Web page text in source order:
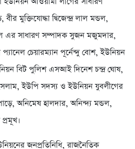
বীর মুক্তিযোদ্ধা দ্বিজেন্দ্র লাল মন্ডল,
এর সাধারণ সম্পাদক সুজন মজুমদার,
চেয়ারম্যান পূর্নেন্দু বোশ, ইউনিয়ন
বিট পুলিশ এসআই দিনেশ চন্দ্র ঘোষ,
ইউপি সদস্য ও ইউনিয়ন যুবলীগের
অনিমেষ হালদার, অনিন্দ্য মন্ডল,
জনপ্রতিনিধি, রাজনৈতিক